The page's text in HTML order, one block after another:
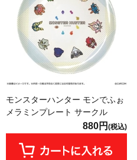
モンスターハンター モンでふぉ
メラミンプレート サークル
880円 (税込)